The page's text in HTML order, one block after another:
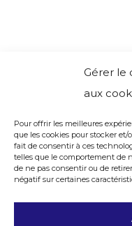
Gérer le
aux
Pour offrir les meilleures
que les cookies pour stocker
fait de consentir à ces
telles que le comportement de
de ne pas consentir ou de
négatif sur certaines